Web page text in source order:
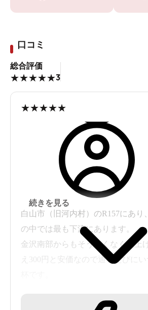
口コミ
総合評価
★★★★★3
★★★★★
白山市（旧河内村）のR157にあり
の中では最も下流にあります。
金沢南部からもそう遠くなく値上
え300円と安価なので通るたびにい
りの個性はある湯ですが、
続きを見る